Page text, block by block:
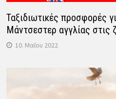
Ταξιδιωτικές προσφορές
Μάντσεστερ αγγλίας στις
10. Μαΐου 2022